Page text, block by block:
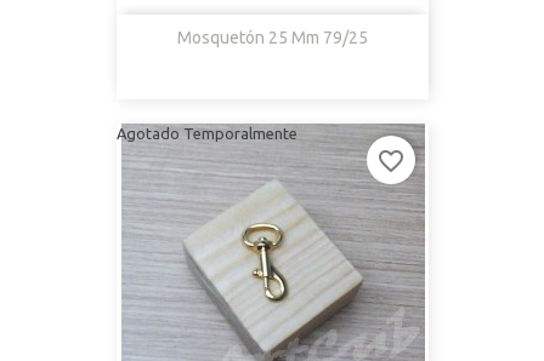
Mosquetón 25 Mm 79/25
Agotado Temporalmente
favorite_border